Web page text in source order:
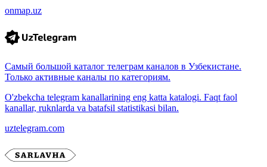
onmap.uz
Самый большой каталог телеграм каналов в Узбекистане.
Только активные каналы по категориям.
O'zbekcha telegram kanallarining eng katta katalogi. Faqt faol
kanallar, ruknlarda va batafsil statistikasi bilan.
uztelegram.com